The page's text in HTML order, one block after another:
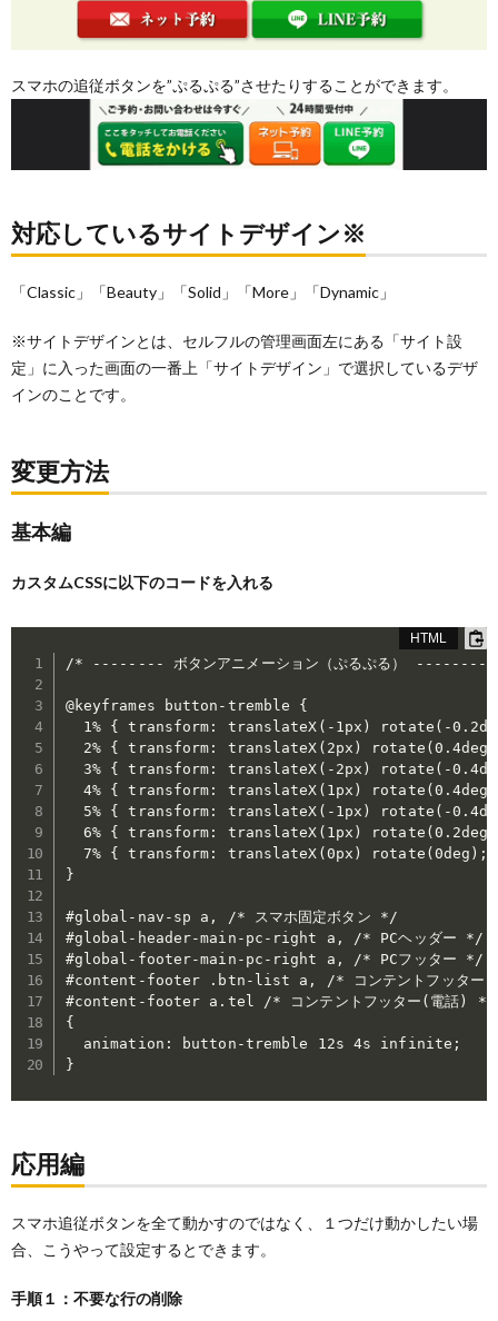
スマホの追従ボタンを”ぷるぷる”させたりすることができます。
対応しているサイトデザイン※
「Classic」「Beauty」「Solid」「More」「Dynamic」
※サイトデザインとは、セルフルの管理画面左にある「サイト設
定」に入った画面の一番上「サイトデザイン」で選択しているデザ
インのことです。
変更方法
基本編
カスタムCSSに以下のコードを入れる
/* -------- ボタンアニメーション（ぷるぷる）
@keyframes button-tremble {
1% { transform: translateX(-1px) rotate(-
2% { transform: translateX(2px)
3% { transform: translateX(-2px) rotate(-
4% { transform: translateX(1px)
5% { transform: translateX(-1px) rotate(-
6% { transform: translateX(1px)
7% { transform: translateX(0px) rotate(0deg);
}
#global-nav-sp a, /* スマホ固定ボタン */
#global-header-main-pc-right a, /* PCヘッダー */
#global-footer-main-pc-right a, /* PCフッター */
#content-footer .btn-list a, /* コンテントフッター
#content-footer a.tel /* コンテントフッター(電話) */
{
  animation: button-tremble 12s 4s infinite;
応用編
スマホ追従ボタンを全て動かすのではなく、１つだけ動かしたい場
合、こうやって設定するとできます。
手順１：不要な行の削除